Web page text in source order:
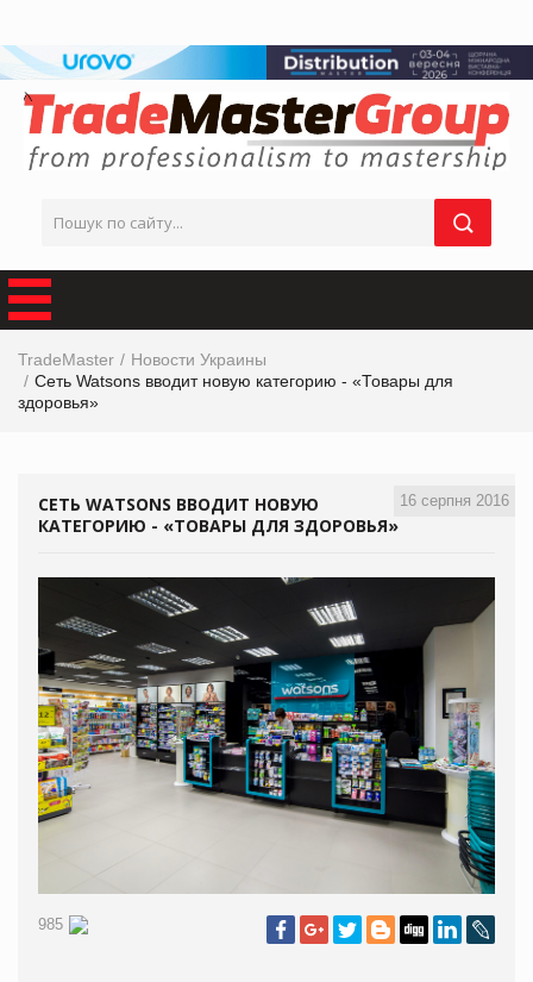
TradeMaster
Новости Украины
Сеть Watsons вводит новую категорию - «Товары для
здоровья»
16 серпня 2016
СЕТЬ WATSONS ВВОДИТ НОВУЮ
КАТЕГОРИЮ - «ТОВАРЫ ДЛЯ ЗДОРОВЬЯ»
985